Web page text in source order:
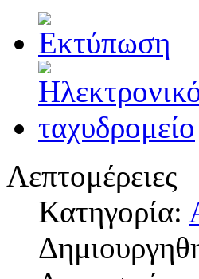
Λεπτομέρειες
Κατηγορία: